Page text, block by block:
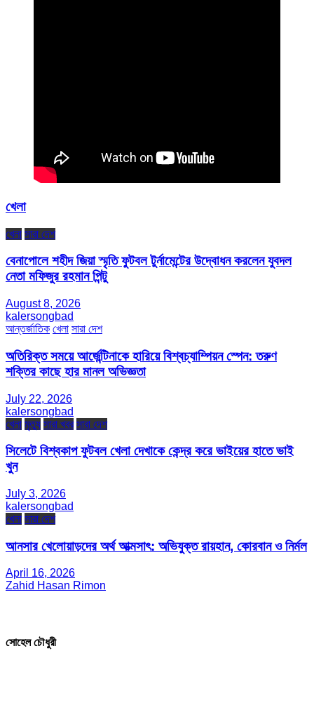
খেলা
খেলা সারা দেশ
বেনাপোলে শহীদ জিয়া স্মৃতি ফুটবল টুর্নামেন্টের উদ্বোধন করলেন যুবদল
নেতা মফিজুর রহমান পিন্টু
August 8, 2026
kalersongbad
আন্তর্জাতিক খেলা সারা দেশ
অতিরিক্ত সময়ে আর্জেন্টিনাকে হারিয়ে বিশ্বচ্যাম্পিয়ন স্পেন: তরুণ
শক্তির কাছে হার মানল অভিজ্ঞতা
July 22, 2026
kalersongbad
খেলা মৃত্যু সারা খবর সারা দেশ
সিলেটে বিশ্বকাপ ফুটবল খেলা দেখাকে কেন্দ্র করে ভাইয়ের হাতে ভাই
খুন
July 3, 2026
kalersongbad
খেলা সারা দেশ
আনসার খেলোয়াড়দের অর্থ আত্মসাৎ: অভিযুক্ত রায়হান, কোরবান ও নির্মল
April 16, 2026
Zahid Hasan Rimon
সোহেল চৌধুরী